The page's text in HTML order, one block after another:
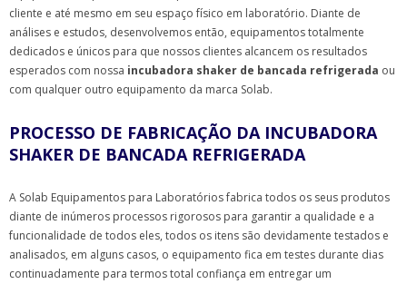
cliente e até mesmo em seu espaço físico em laboratório. Diante de
análises e estudos, desenvolvemos então, equipamentos totalmente
dedicados e únicos para que nossos clientes alcancem os resultados
esperados com nossa incubadora shaker de bancada refrigerada ou
com qualquer outro equipamento da marca Solab.
PROCESSO DE FABRICAÇÃO DA INCUBADORA
SHAKER DE BANCADA REFRIGERADA
A Solab Equipamentos para Laboratórios fabrica todos os seus produtos
diante de inúmeros processos rigorosos para garantir a qualidade e a
funcionalidade de todos eles, todos os itens são devidamente testados e
analisados, em alguns casos, o equipamento fica em testes durante dias
continuadamente para termos total confiança em entregar um